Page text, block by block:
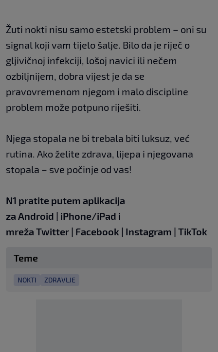
Žuti nokti nisu samo estetski problem – oni su
signal koji vam tijelo šalje. Bilo da je riječ o
gljivičnoj infekciji, lošoj navici ili nečem
ozbiljnijem, dobra vijest je da se
pravovremenom njegom i malo discipline
problem može potpuno riješiti.
Njega stopala ne bi trebala biti luksuz, već
rutina. Ako želite zdrava, lijepa i njegovana
stopala – sve počinje od vas!
N1 pratite putem aplikacija
za Android | iPhone/iPad i
mreža Twitter | Facebook | Instagram | TikTok
Teme
NOKTI ZDRAVLJE